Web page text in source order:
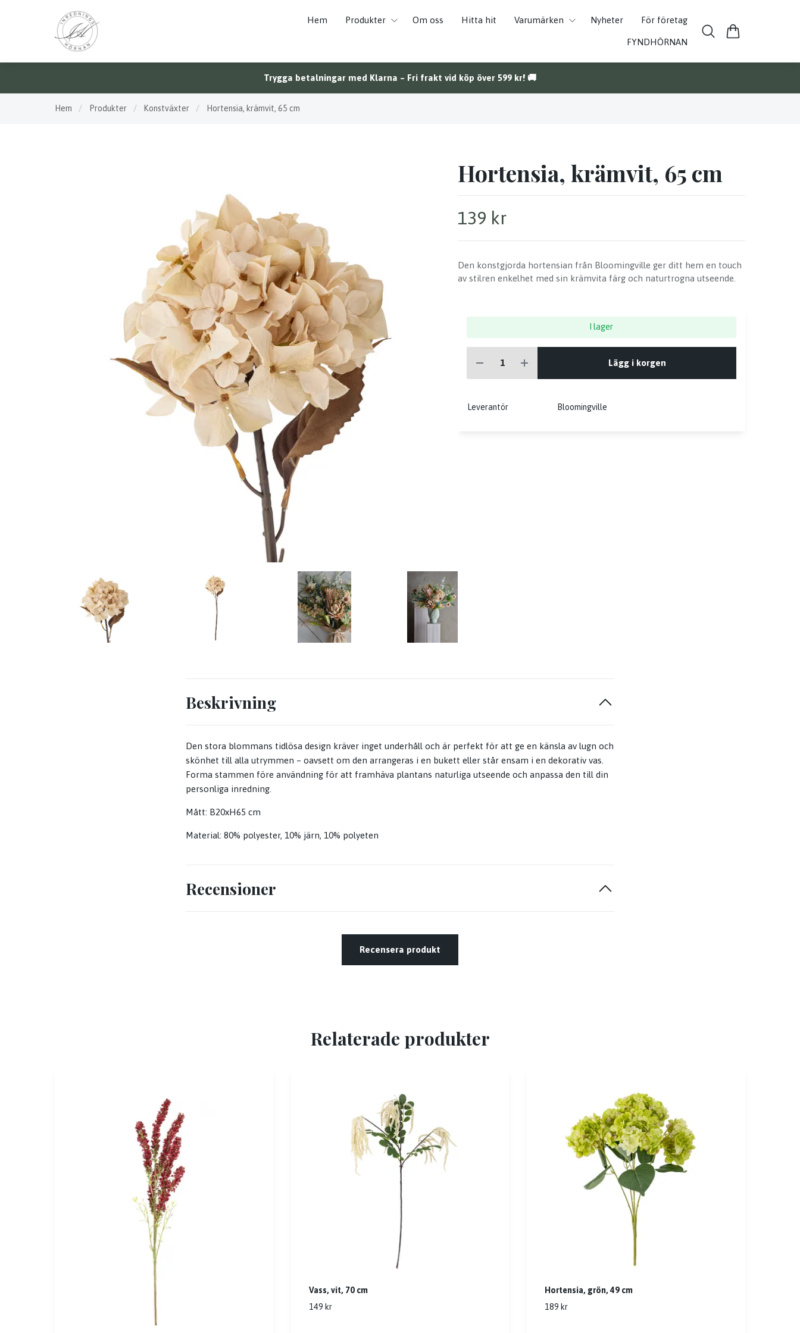
Hem Produkter Om oss Hitta hit Varumärken Nyheter För företag
FYNDHÖRNAN
Trygga betalningar med Klarna – Fri frakt vid köp över 599 kr! 🚚
Hem / Produkter / Konstväxter / Hortensia, krämvit, 65 cm
Hortensia, krämvit, 65 cm
139 kr
Den konstgjorda hortensian från Bloomingville ger ditt hem en touch
av stilren enkelhet med sin krämvita färg och naturtrogna utseende.
I lager
Lägg i korgen
Leverantör Bloomingville
Beskrivning
Den stora blommans tidlösa design kräver inget underhåll och är perfekt för att ge en känsla av lugn och
skönhet till alla utrymmen – oavsett om den arrangeras i en bukett eller står ensam i en dekorativ vas.
Forma stammen före användning för att framhäva plantans naturliga utseende och anpassa den till din
personliga inredning.
Mått: B20xH65 cm
Material: 80% polyester, 10% järn, 10% polyeten
Recensioner
Recensera produkt
Relaterade produkter
Vass, vit, 70 cm
149 kr
Hortensia, grön, 49 cm
189 kr